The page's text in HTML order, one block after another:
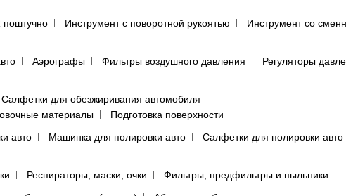
поштучно Инструмент с поворотной рукоятью
Инструмент со
Аэрографы Фильтры воздушного давления
Регуляторы
Салфетки для обезжиривания автомобиля
материалы
Подготовка поверхности
авто Машинка для полировки авто
Салфетки для полировки авто
Респираторы, маски, очки
Фильтры, предфильтры и пыльники